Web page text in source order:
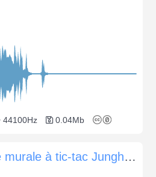
44100Hz 0.04Mb
Ancienne horloge murale à tic-tac Junghans (avant 1950)